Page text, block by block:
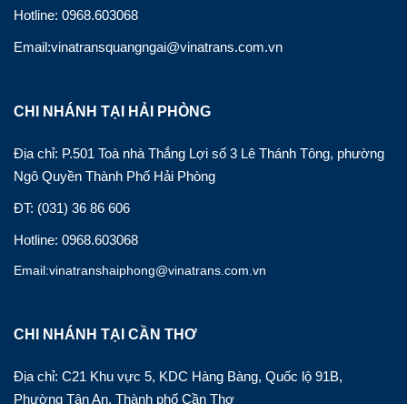
Hotline: 0968.603068
Email:vinatransquangngai@vinatrans.com.vn
CHI NHÁNH TẠI HẢI PHÒNG
Địa chỉ: P.501 Toà nhà Thắng Lợi số 3 Lê Thánh Tông, phường
Ngô Quyền Thành Phố Hải Phòng
ĐT: (031) 36 86 606
Hotline: 0968.603068
Email:vinatranshaiphong@vinatrans.com.vn
CHI NHÁNH TẠI CẦN THƠ
Địa chỉ: C21 Khu vực 5, KDC Hàng Bàng, Quốc lộ 91B,
Phường Tân An, Thành phố Cần Thơ